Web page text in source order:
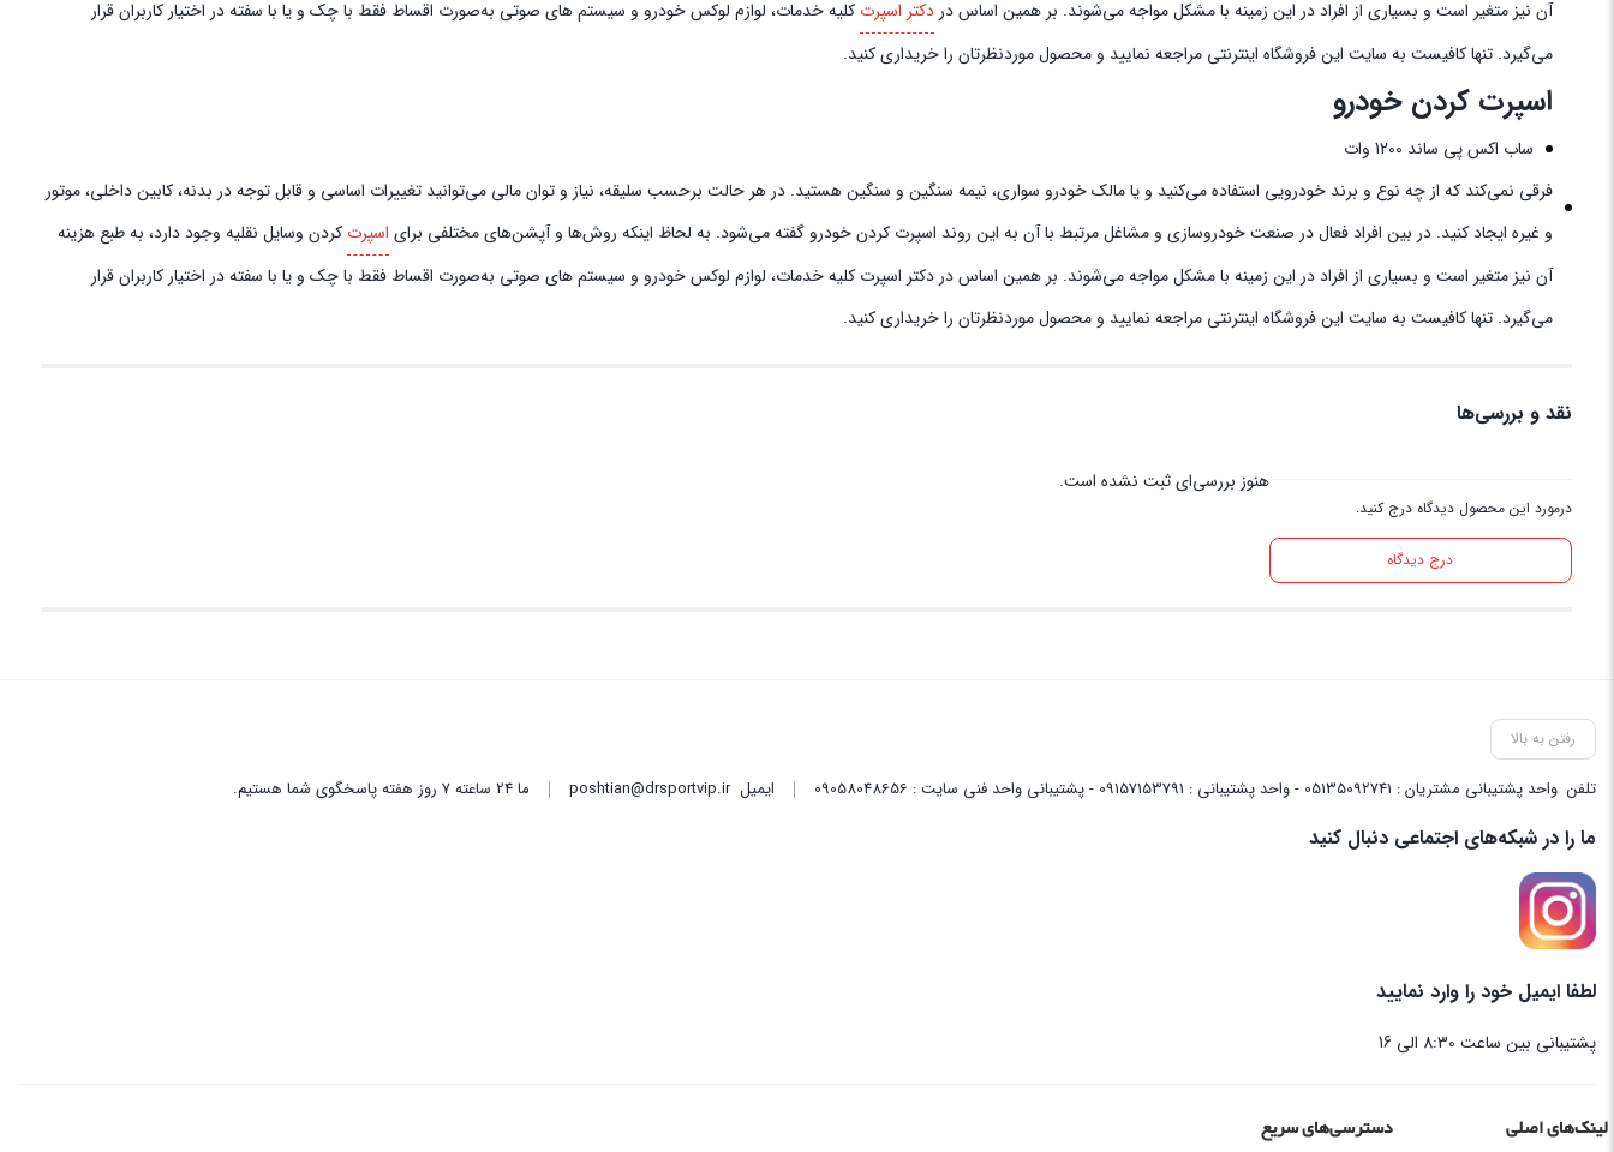
آن نیز متغیر است و بسیاری از افراد در این زمینه با مشکل مواجه می‌شوند. بر همین اساس در دکتر اسپرت کلیه خدمات، لوازم لوکس خودرو و سیستم‌ های صوتی به‌صورت اقساط فقط با چک و یا با سفته در اختیار کاربران قرار
می‌گیرد. تنها کافیست به سایت این فروشگاه اینترنتی مراجعه نمایید و محصول موردنظرتان را خریداری کنید.
اسپرت کردن خودرو
ساب اکس پی ساند 1200 وات
فرقی نمی‌کند که از چه نوع و برند خودرویی استفاده می‌کنید و یا مالک خودرو سواری، نیمه سنگین و سنگین هستید. در هر حالت برحسب سلیقه، نیاز و توان مالی می‌توانید تغییرات اساسی و قابل توجه در بدنه، کابین داخلی، موتور
و غیره ایجاد کنید. در بین افراد فعال در صنعت خودروسازی و مشاغل مرتبط با آن به این روند اسپرت کردن خودرو گفته می‌شود. به لحاظ اینکه روش‌ها و آپشن‌های مختلفی برای اسپرت کردن وسایل نقلیه وجود دارد، به طبع هزینه
آن نیز متغیر است و بسیاری از افراد در این زمینه با مشکل مواجه می‌شوند. بر همین اساس در دکتر اسپرت کلیه خدمات، لوازم لوکس خودرو و سیستم‌ های صوتی به‌صورت اقساط فقط با چک و یا با سفته در اختیار کاربران قرار
می‌گیرد. تنها کافیست به سایت این فروشگاه اینترنتی مراجعه نمایید و محصول موردنظرتان را خریداری کنید.
نقد و بررسی‌ها
درمورد این محصول دیدگاه درج کنید.
درج دیدگاه
هنوز بررسی‌ای ثبت نشده است.
رفتن به بالا
تلفن واحد پشتیبانی مشتریان : 05135092741 - واحد پشتیبانی : 09157153791 - پشتیبانی واحد فنی سایت : 09058048656 ایمیلposhtian@drsportvip.ir ما 24 ساعته 7 روز هفته پاسخگوی شما هستیم.
ما را در شبکه‌های اجتماعی دنبال کنید
لطفا ایمیل خود را وارد نمایید
پشتیبانی بین ساعت 8:30 الی 16
لینک‌های اصلی دسترسی‌های سریع